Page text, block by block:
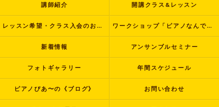
講師紹介 開講クラス&レッスン
レッスン希望・クラス入会のお申し込み ワークショップ「ピアノなんでも塾」
新着情報 アンサンブルセミナー
フォトギャラリー 年間スケジュール
ピアノぴあ〜の《ブログ》 お問い合わせ